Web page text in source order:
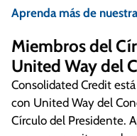
Aprenda más de
Miembros del
United Way del
Consolidated Credit
con United Way del
Círculo del Presidente.